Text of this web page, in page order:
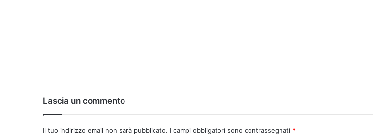
Lascia un commento
Il tuo indirizzo email non sarà pubblicato. I campi obbligatori sono contrassegnati *